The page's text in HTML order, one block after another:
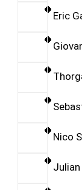
Eric
Nico